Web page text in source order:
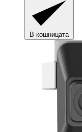
В кошницата